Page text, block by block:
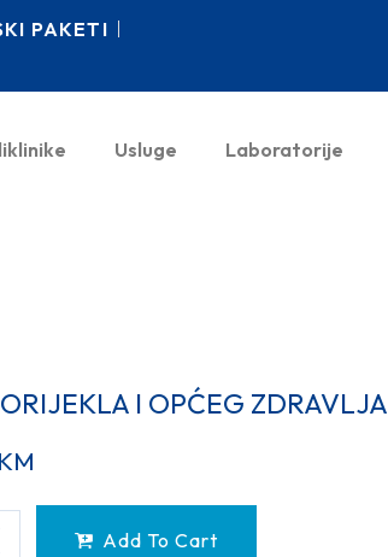
PAKETI
Usluge Laboratorije
I OPĆEG ZDRAVLJA
KM
Add To Cart